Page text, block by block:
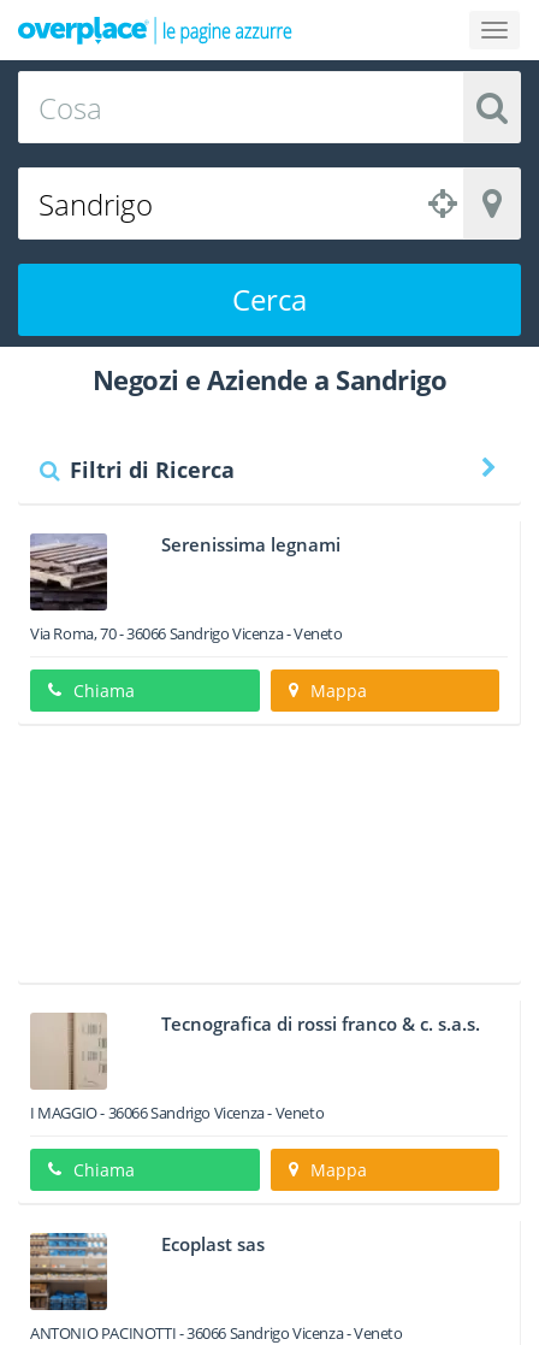
Cerca
Negozi e Aziende a Sandrigo
Filtri di Ricerca
Serenissima legnami
Via Roma, 70-36066SandrigoVicenza -Veneto
Chiama Mappa
Tecnografica di rossi franco & c. s.a.s.
I MAGGIO-36066Sandrigo Vicenza -Veneto
Chiama Mappa
Ecoplast sas
ANTONIO PACINOTTI-36066SandrigoVicenza -Veneto